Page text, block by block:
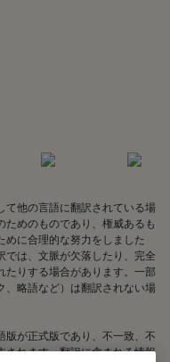
て他の言語に翻訳されている場
めのものであり、権威あるも
めに合理的な努力をしました
では、文脈が欠落したり、完全
たりする場合があります。一部
、略語など）は翻訳されない場
版が正式版であり、不一致、不
されます。翻訳に含まれる情報